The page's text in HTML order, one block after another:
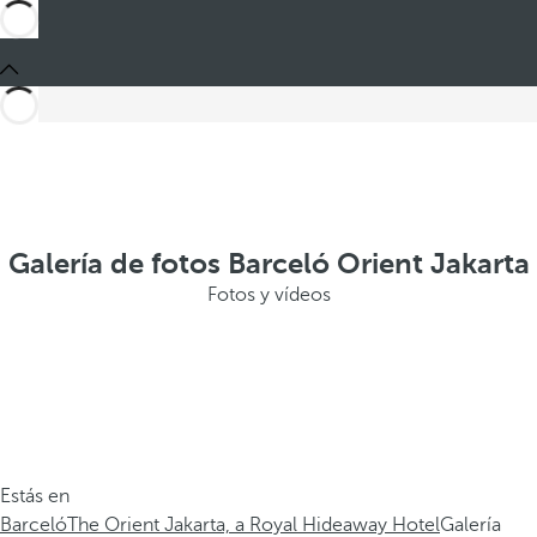
Galería de fotos Barceló Orient Jakarta
Fotos y vídeos
Estás en
BarcelóThe Orient Jakarta, a Royal Hideaway HotelGalería